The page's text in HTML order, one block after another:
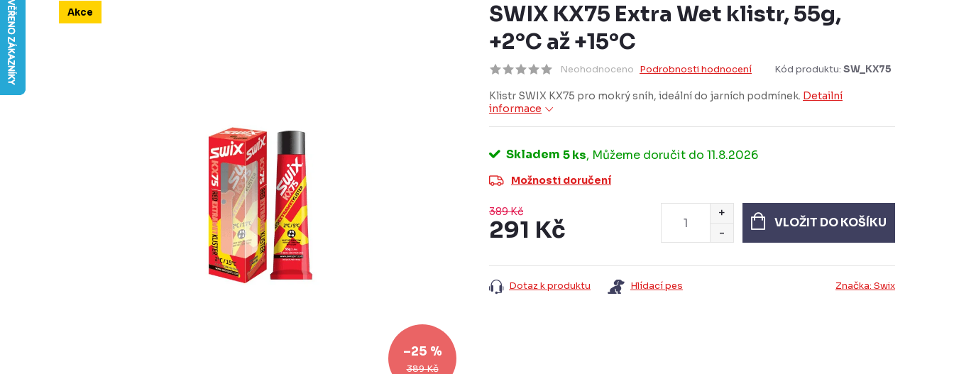
Akce
389 Kč
–25 %
SWIX KX75 Extra Wet klistr, 55g,
+2°C až +15°C
Neohodnoceno Podrobnosti hodnocení Kód produktu: SW_KX75
Klistr SWIX KX75 pro mokrý sníh, ideální do jarních podmínek. Detailní
informace
Skladem 5 ks 11.8.2026
Možnosti doručení
389 Kč
291 Kč VLOŽIT DO KOŠÍKU
Dotaz k produktu Hlídací pes Značka: Swix